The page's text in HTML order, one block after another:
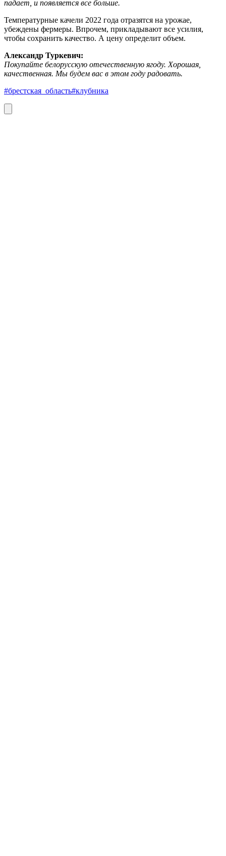
падает, и появляется все больше.
Температурные качели 2022 года отразятся на урожае,
убеждены фермеры. Впрочем, прикладывают все усилия,
чтобы сохранить качество. А цену определит объем.
Александр Туркевич:
Покупайте белорусскую отечественную ягоду. Хорошая,
качественная. Мы будем вас в этом году радовать.
#брестская_область#клубника